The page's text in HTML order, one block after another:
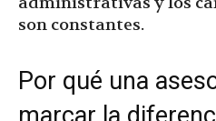
son constantes.
Por qué una